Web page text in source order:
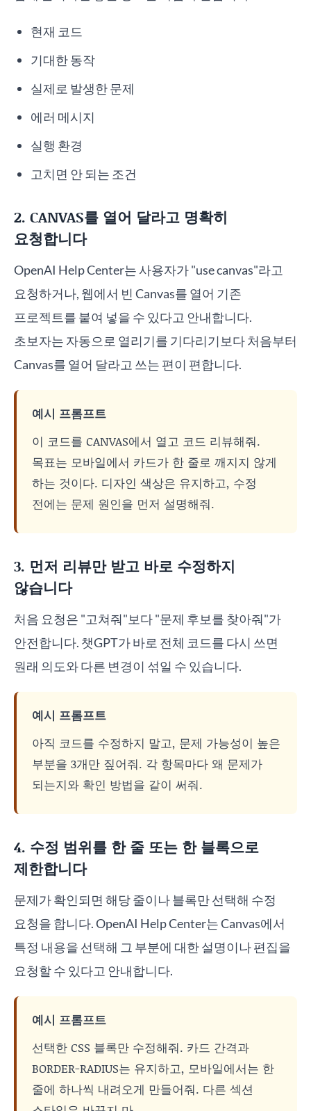
현재 코드
기대한 동작
실제로 발생한 문제
에러 메시지
실행 환경
고치면 안 되는 조건
2. CANVAS를 열어 달라고 명확히
요청합니다
OpenAI Help Center는 사용자가 "use canvas"라고
요청하거나, 웹에서 빈 Canvas를 열어 기존
프로젝트를 붙여 넣을 수 있다고 안내합니다.
초보자는 자동으로 열리기를 기다리기보다 처음부터
Canvas를 열어 달라고 쓰는 편이 편합니다.
예시 프롬프트
이 코드를 CANVAS에서 열고 코드 리뷰해줘.
목표는 모바일에서 카드가 한 줄로 깨지지 않게
하는 것이다. 디자인 색상은 유지하고, 수정
전에는 문제 원인을 먼저 설명해줘.
3. 먼저 리뷰만 받고 바로 수정하지
않습니다
처음 요청은 "고쳐줘"보다 "문제 후보를 찾아줘"가
안전합니다. 챗GPT가 바로 전체 코드를 다시 쓰면
원래 의도와 다른 변경이 섞일 수 있습니다.
예시 프롬프트
아직 코드를 수정하지 말고, 문제 가능성이 높은
부분을 3개만 짚어줘. 각 항목마다 왜 문제가
되는지와 확인 방법을 같이 써줘.
4. 수정 범위를 한 줄 또는 한 블록으로
제한합니다
문제가 확인되면 해당 줄이나 블록만 선택해 수정
요청을 합니다. OpenAI Help Center는 Canvas에서
특정 내용을 선택해 그 부분에 대한 설명이나 편집을
요청할 수 있다고 안내합니다.
예시 프롬프트
선택한 CSS 블록만 수정해줘. 카드 간격과
BORDER-RADIUS는 유지하고, 모바일에서는 한
줄에 하나씩 내려오게 만들어줘. 다른 섹션